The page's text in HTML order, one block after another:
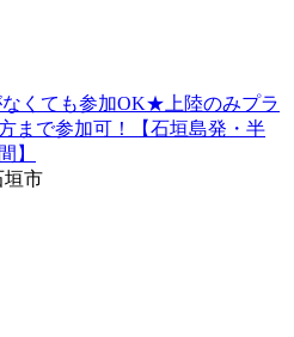
くても参加OK★上陸のみプラ
まで参加可！【石垣島発・半
】
垣市